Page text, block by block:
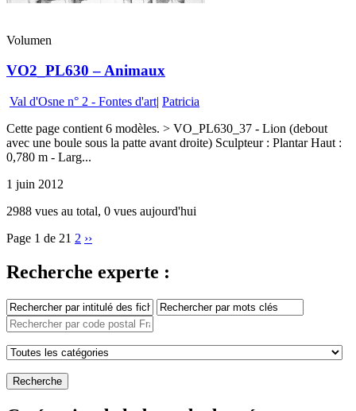
Volumen
VO2_PL630 – Animaux
Val d'Osne n° 2 - Fontes d'art| Patricia
Cette page contient 6 modèles. > VO_PL630_37 - Lion (debout
avec une boule sous la patte avant droite) Sculpteur : Plantar Haut :
0,780 m - Larg...
1 juin 2012
2988 vues au total, 0 vues aujourd'hui
Page 1 de 21 2 ››
Recherche experte :